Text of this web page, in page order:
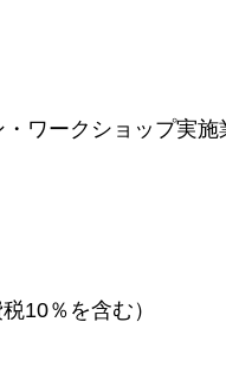
ワークショップ実施
10％を含む）